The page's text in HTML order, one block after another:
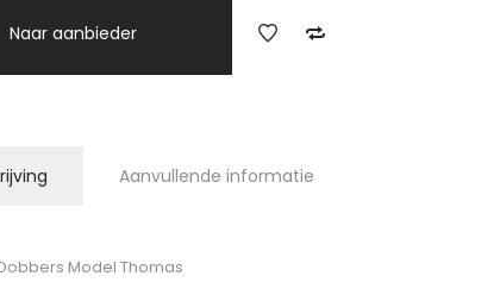
Naar aanbieder
Aanvullende informatie
Model Thomas